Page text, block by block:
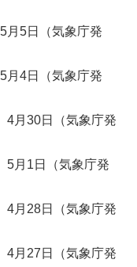
5日（気象庁発
4日（気象庁発
30日（気象庁発
1日（気象庁発
28日（気象庁発
27日（気象庁発